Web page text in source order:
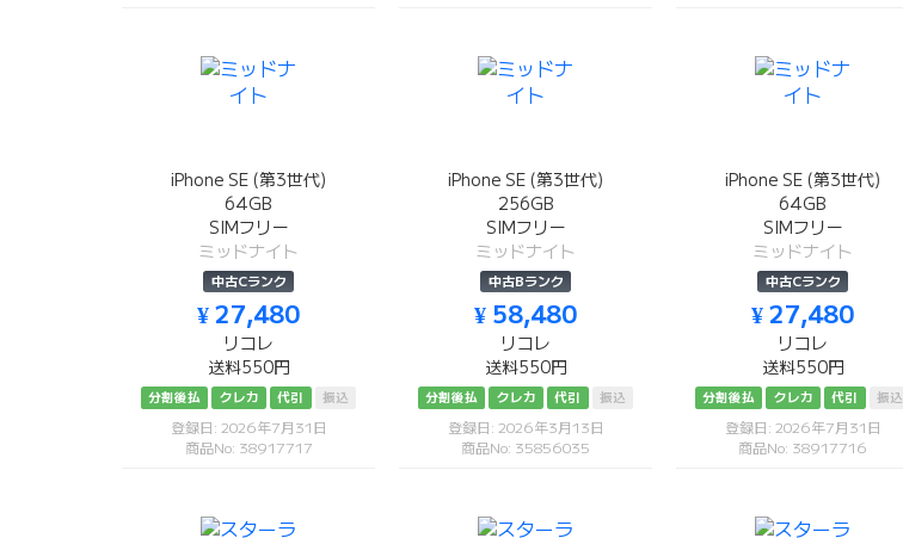
iPhone SE (第3世代)
64GB
SIMフリー
ミッドナイト
中古Cランク
¥ 27,480
リコレ
送料550円
分割後払 クレカ 代引 振込
登録日: 2026年7月31日
商品No: 38917717
iPhone SE (第3世代)
256GB
SIMフリー
ミッドナイト
中古Bランク
¥ 58,480
リコレ
送料550円
分割後払 クレカ 代引 振込
登録日: 2026年3月13日
商品No: 35856035
iPhone SE (第3世代)
64GB
SIMフリー
ミッドナイト
中古Cランク
¥ 27,480
リコレ
送料550円
分割後払 クレカ 代引 振込
登録日: 2026年7月31日
商品No: 38917716